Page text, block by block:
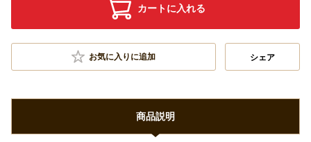
カートに入れる
お気に入りに追加 シェア
商品説明